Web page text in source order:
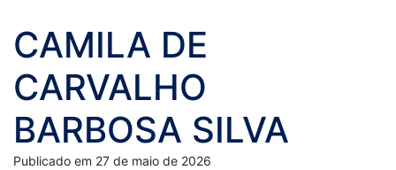
CAMILA DE
CARVALHO
BARBOSA SILVA
Publicado em 27 de maio de 2026